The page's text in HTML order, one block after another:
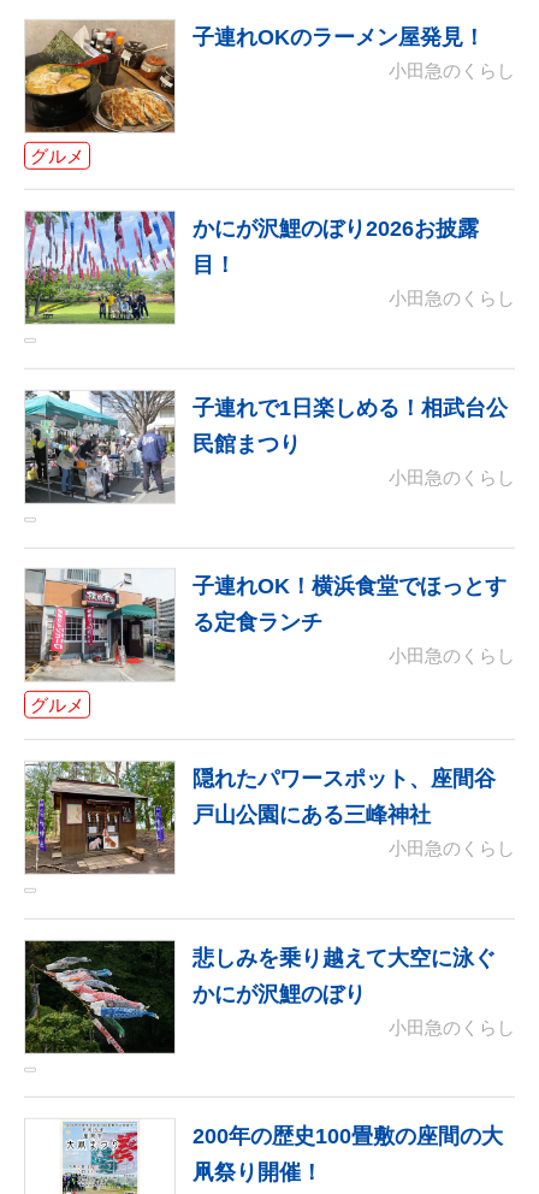
グルメ
子連れOKのラーメン屋発見！
小田急のくらし
かにが沢鯉のぼり2026お披露
目！
小田急のくらし
子連れで1日楽しめる！相武台公
民館まつり
小田急のくらし
グルメ
子連れOK！横浜食堂でほっとす
る定食ランチ
小田急のくらし
隠れたパワースポット、座間谷
戸山公園にある三峰神社
小田急のくらし
悲しみを乗り越えて大空に泳ぐ
かにが沢鯉のぼり
小田急のくらし
200年の歴史100畳敷の座間の大
凧祭り開催！